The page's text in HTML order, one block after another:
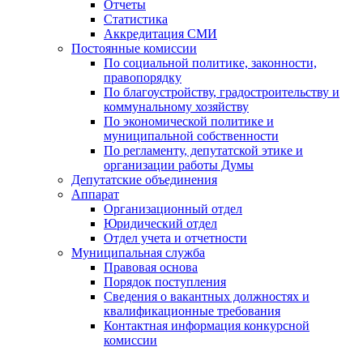
Отчеты
Статистика
Аккредитация СМИ
Постоянные комиссии
По социальной политике, законности,
правопорядку
По благоустройству, градостроительству и
коммунальному хозяйству
По экономической политике и
муниципальной собственности
По регламенту, депутатской этике и
организации работы Думы
Депутатские объединения
Аппарат
Организационный отдел
Юридический отдел
Отдел учета и отчетности
Муниципальная служба
Правовая основа
Порядок поступления
Сведения о вакантных должностях и
квалификационные требования
Контактная информация конкурсной
комиссии